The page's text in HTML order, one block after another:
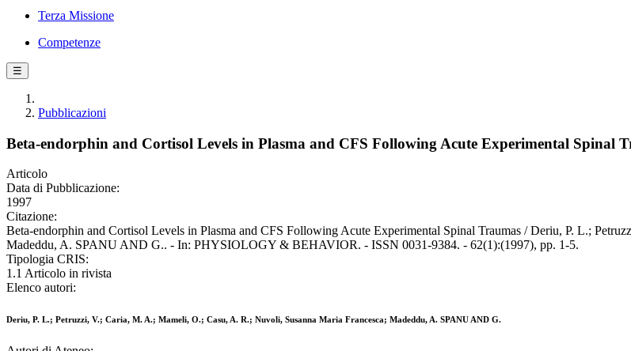
Terza Missione
Competenze
☰
Pubblicazioni
Beta-endorphin and Cortisol Levels in Plasma and CFS Following Acute Experimental Spinal
Articolo
Data di Pubblicazione:
1997
Citazione:
Beta-endorphin and Cortisol Levels in Plasma and CFS Following Acute Experimental Spinal Traumas / Deriu, P. L.;
Madeddu, A. SPANU AND G.. - In: PHYSIOLOGY & BEHAVIOR. - ISSN 0031-9384. - 62(1):(1997), pp. 1-5.
Tipologia CRIS:
1.1 Articolo in rivista
Elenco autori:
Deriu, P. L.; Petruzzi, V.; Caria, M. A.; Mameli, O.; Casu, A. R.; Nuvoli, Susanna Maria Francesca; Madeddu, A. SPANU AND G.